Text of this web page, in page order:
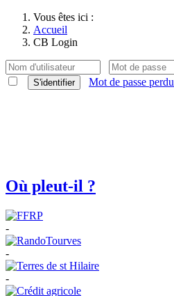
Vous êtes ici :
Accueil
CB Login
S'identifier Mot de passe perdu
Où pleut-il ?
-
-
-